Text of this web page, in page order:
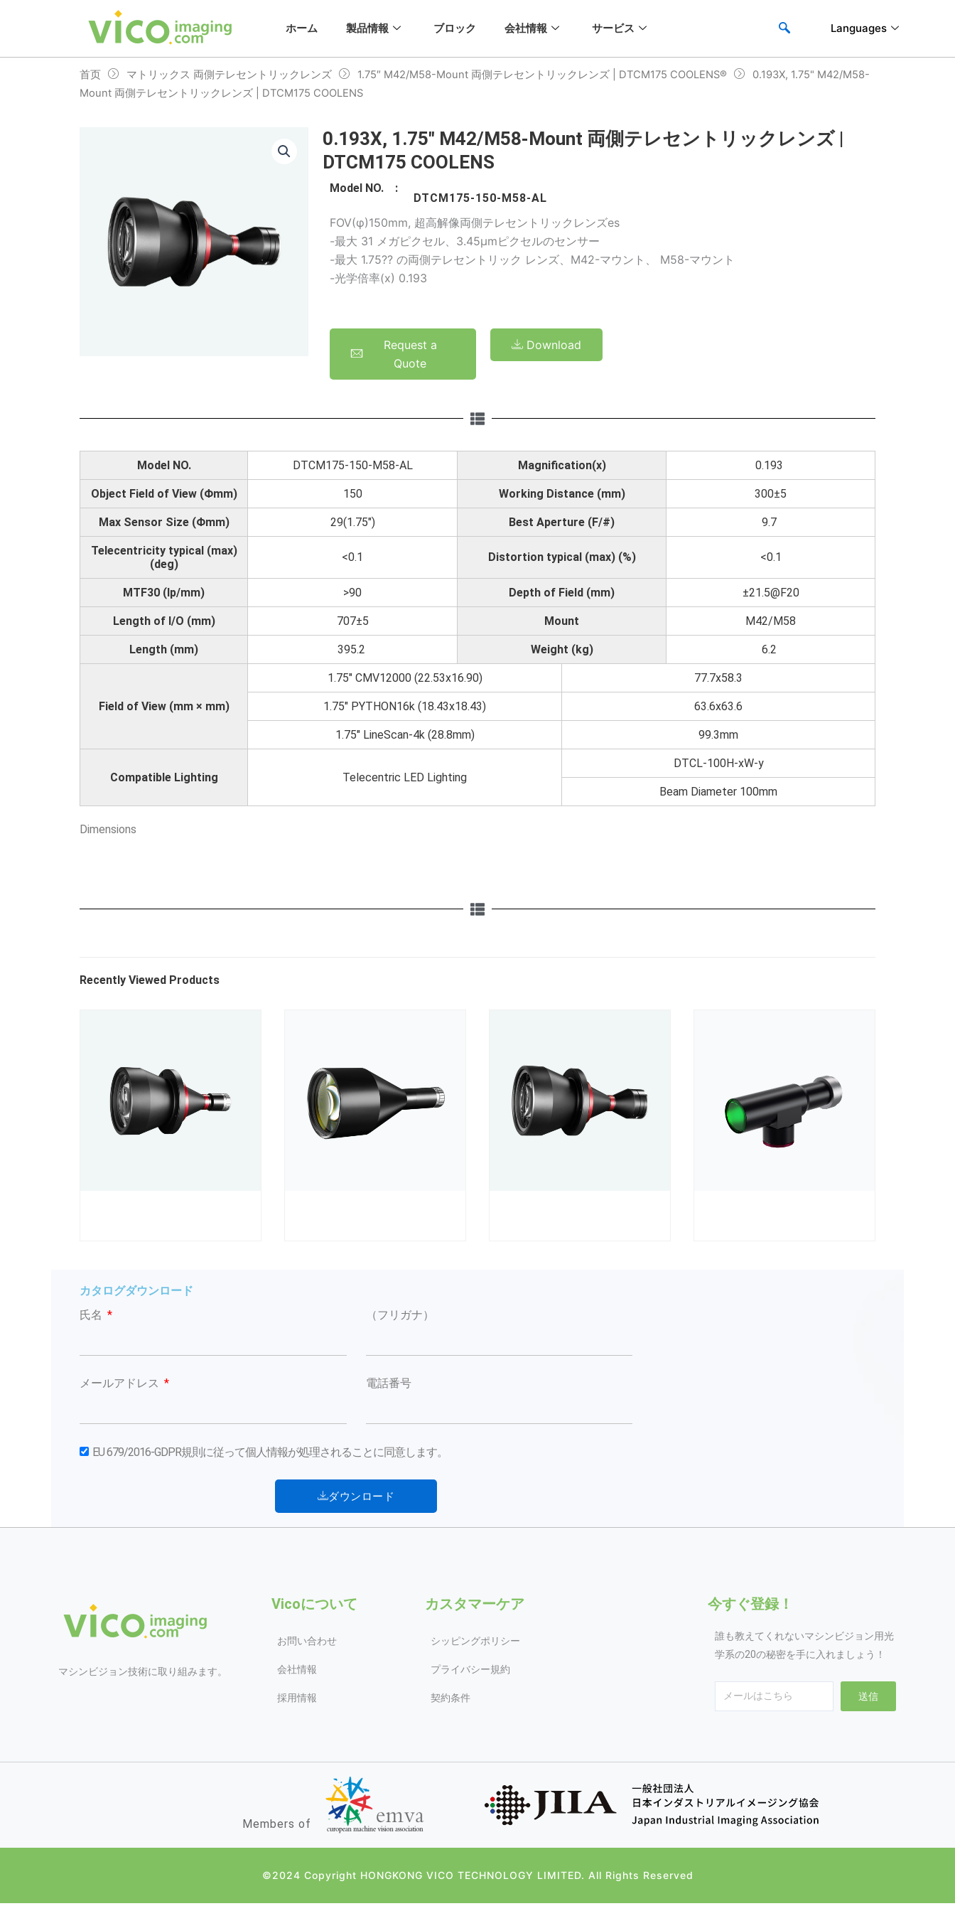
ホーム 製品情報 ブロック 会社情報 サービス Languages
首页 マトリックス 両側テレセントリックレンズ 1.75″ M42/M58-Mount 両側テレセントリックレンズ | DTCM175 COOLENS®
0.193X, 1.75" M42/M58-
Mount 両側テレセントリックレンズ | DTCM175 COOLENS
0.193X, 1.75" M42/M58-Mount 両側テレセントリックレンズ |
DTCM175 COOLENS
Model NO. :
DTCM175-150-M58-AL
FOV(φ)150mm, 超高解像両側テレセントリックレンズes
-最大 31 メガピクセル、3.45μmピクセルのセンサー
-最大 1.75?? の両側テレセントリック レンズ、M42-マウント、 M58-マウント
-光学倍率(x) 0.193
Request a
Quote
Download
Model NO. DTCM175-150-M58-AL Magnification(x) 0.193
Object Field of View (Φmm) 150 Working Distance (mm) 300±5
Max Sensor Size (Φmm) 29(1.75") Best Aperture (F/#) 9.7
Telecentricity typical (max)
(deg)
<0.1 Distortion typical (max) (%) <0.1
MTF30 (lp/mm) >90 Depth of Field (mm) ±21.5@F20
Length of I/O (mm) 707±5 Mount M42/M58
Length (mm) 395.2 Weight (kg) 6.2
Field of View (mm × mm)
1.75" CMV12000 (22.53x16.90) 77.7x58.3
1.75" PYTHON16k (18.43x18.43) 63.6x63.6
1.75" LineScan-4k (28.8mm) 99.3mm
Compatible Lighting Telecentric LED Lighting
DTCL-100H-xW-y
Beam Diameter 100mm
Dimensions
Recently Viewed Products
カタログダウンロード
氏名
（フリガナ）
メールアドレス 電話番号
EU 679/2016-GDPR規則に従って個人情報が処理されることに同意します。
ダウンロード
マシンビジョン技術に取り組みます。
Vicoについて
お問い合わせ
会社情報
採用情報
カスタマーケア
シッピングポリシー
プライバシー規約
契約条件
今すぐ登録！
誰も教えてくれないマシンビジョン用光
学系の20の秘密を手に入れましょう！
Email 送信
Members of
©2024 Copyright HONGKONG VICO TECHNOLOGY LIMITED. All Rights Reserved